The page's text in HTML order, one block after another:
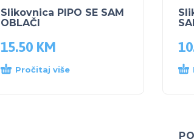
Slikovnica PIPO SE SAM
OBLAČI
15.50 KM
Pročitaj više